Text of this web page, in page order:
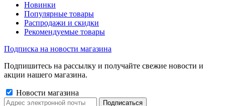
Новинки
Популярные товары
Распродажи и скидки
Рекомендуемые товары
Подписка на новости магазина
Подпишитесь на рассылку и получайте свежие новости и
акции нашего магазина.
Новости магазина